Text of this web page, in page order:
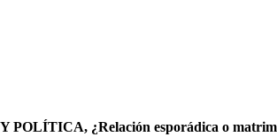
POLÍTICA, ¿Relación esporádica o